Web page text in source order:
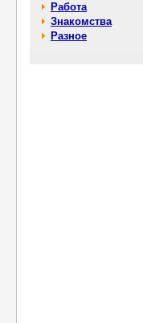
Работа
Знакомства
Разное